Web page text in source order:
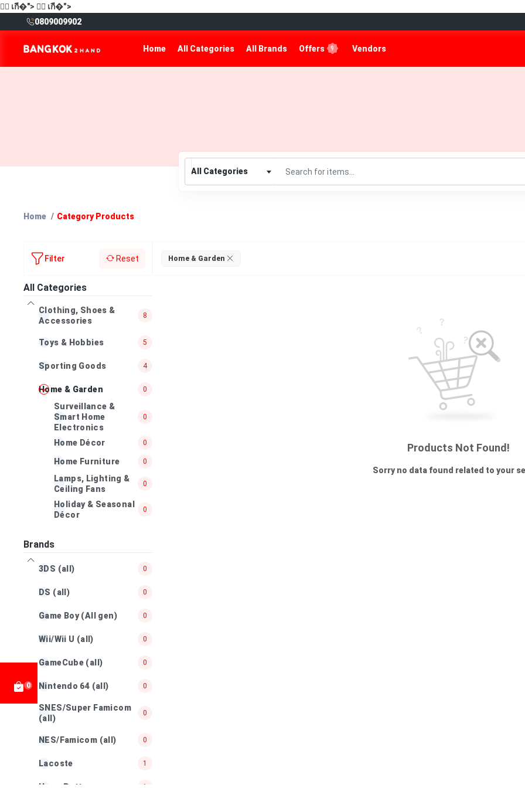
🙋‍♂️ เกี�"> 🙋‍♂️ เกี�">
0809009902
Home All Categories All Brands Offers 9 Vendors
0
All Categories
Home Category Products
Filter Reset
All Categories
Clothing, Shoes &
Accessories
8
Toys & Hobbies 5
Sporting Goods 4
Home & Garden 0
Surveillance &
Smart Home
Electronics
0
Home Décor 0
Home Furniture 0
Lamps, Lighting &
Ceiling Fans
0
Holiday & Seasonal
Décor
0
Music
Baby Essentials
Brands
3DS (all) 0
DS (all) 0
Game Boy (All gen) 0
Wii/Wii U (all) 0
GameCube (all) 0
Nintendo 64 (all) 0
SNES/Super Famicom
(all)
0
NES/Famicom (all) 0
Lacoste 1
Home & Garden
Products Not Found!
Sorry no data found related to your